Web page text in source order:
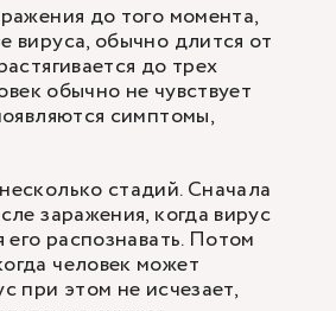
до того момента,
вируса, обычно длится от
до трех
обычно не чувствует
симптомы,
стадий. Сначала
заражения, когда вирус
распознавать. Потом
человек может
при этом не исчезает,